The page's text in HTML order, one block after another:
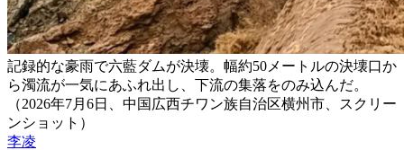
記録的な豪雨で六藍ダムが決壊。幅約50メートルの決壊口か
ら濁流が一気にあふれ出し、下流の集落をのみ込んだ。
（2026年7月6日、中国広西チワン族自治区横州市、スクリー
ンショット）
李凌